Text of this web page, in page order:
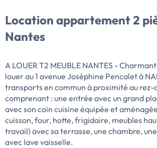
Location appartement 2
Nantes
A LOUER T2 MEUBLE NANTES -
louer au 1 avenue Joséphine Pencalet à
transports en commun à proximité au rez-
comprenant : une entrée avec un grand
avec son coin cuisine équipée et
cuisson, four, hotte, frigidaire, meubles
travail) avec sa terrasse, une chambre,
avec lave vaisselle.